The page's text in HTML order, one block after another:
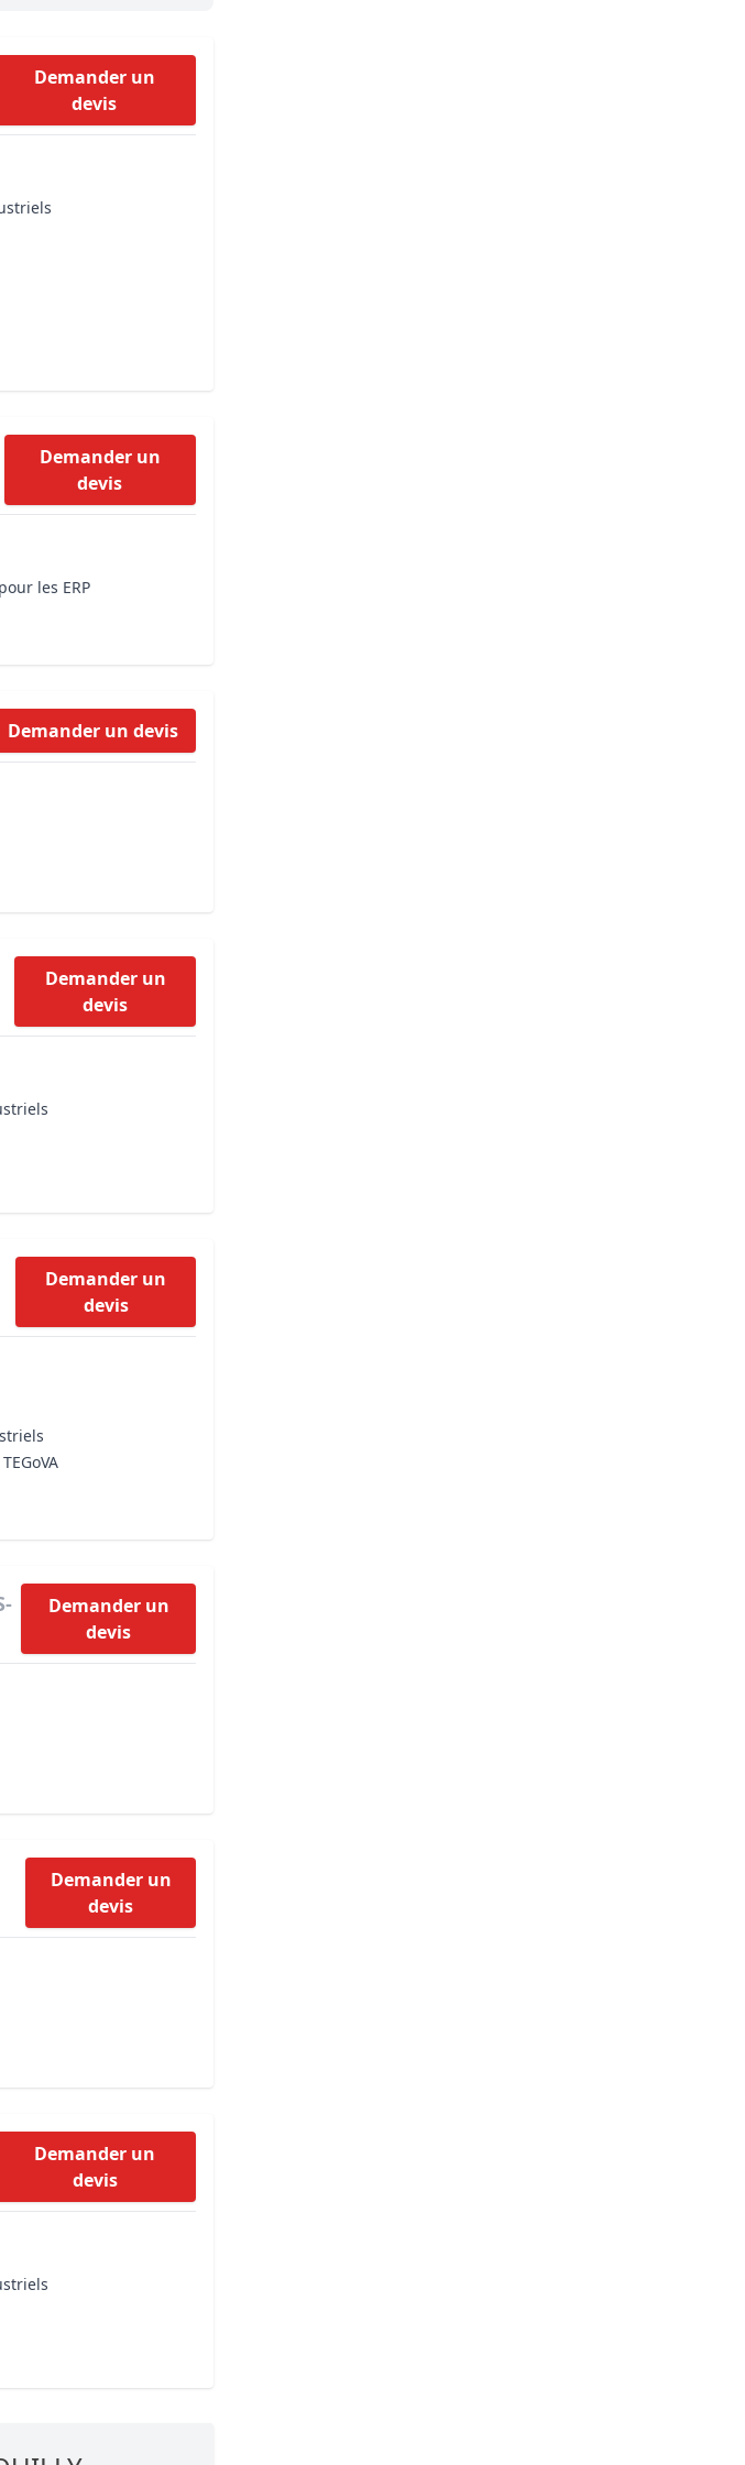
Développer et organiser l'activité de Syndic
Biens d’exception, belles demeures, châteaux et traits de côte
IA Pioneer®
Demander un
devis
Demander un
devis
les ERP
Demander un devis
Demander un
devis
Demander un
devis
Demander un
devis
Demander un
devis
Demander un
devis